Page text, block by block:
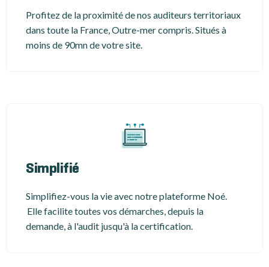
Profitez de la proximité de nos auditeurs territoriaux
dans toute la France, Outre-mer compris. Situés à
moins de 90mn de votre site.
Simplifié
Simplifiez-vous la vie avec notre plateforme Noé.
Elle facilite toutes vos démarches, depuis la
demande, à l'audit jusqu'à la certification.